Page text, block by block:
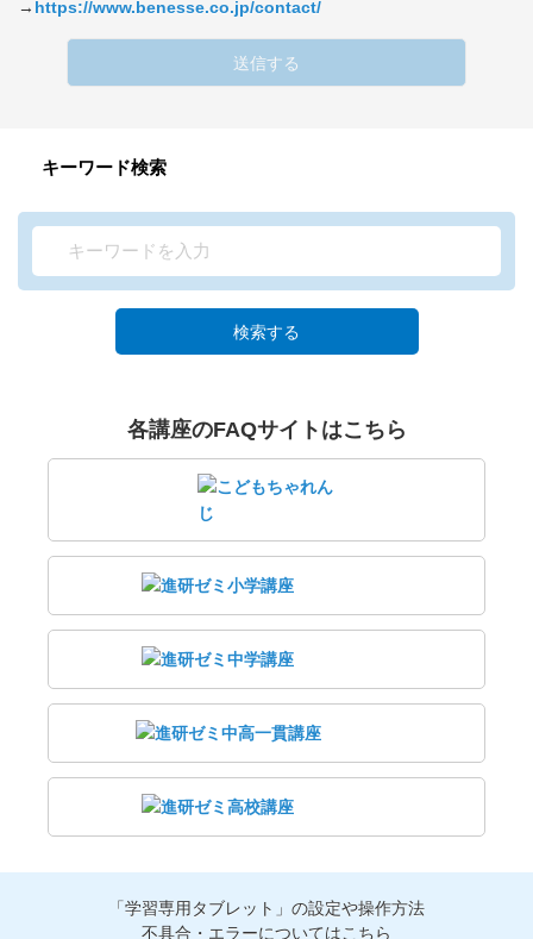
→ https://www.benesse.co.jp/contact/
送信する
キーワード検索
検索する
各講座のFAQサイトはこちら
「学習専用タブレット」の設定や操作方法
不具合・エラーについてはこちら